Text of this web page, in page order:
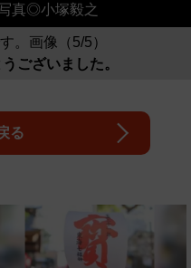
真◎小塚毅之
。画像（5/5）
ございました。
る